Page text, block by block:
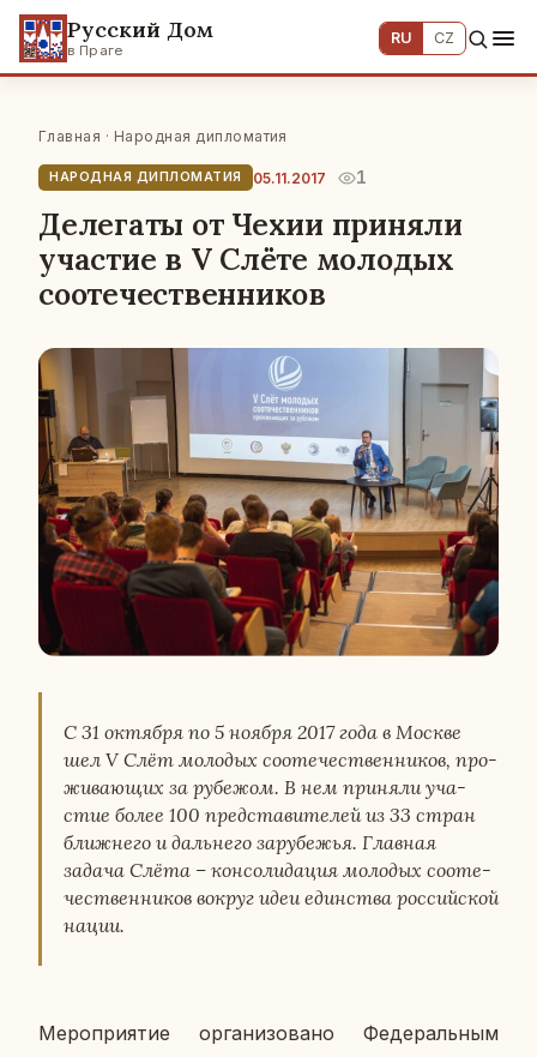
Русский Дом
в Праге
RU CZ
Главная · Народная дипломатия
НАРОДНАЯ ДИПЛОМАТИЯ 05.11.2017 1
Делегаты от Чехии приняли
участие в V Слёте молодых
соотечественников
С 31 ок­тяб­ря по 5 ноября 2017 года в Москве
шел V Слёт мо­ло­дых со­оте­че­ствен­ни­ков, про­
жи­ва­ю­щих за ру­бе­жом. В нем при­ня­ли уча­
стие более 100 пред­ста­ви­те­лей из 33 стран
ближ­не­го и даль­не­го за­ру­бе­жья. Глав­ная
задача Слёта – кон­со­ли­да­ция мо­ло­дых со­оте­
че­ствен­ни­ков вокруг идеи един­ства рос­сий­ской
нации.
Ме­ро­при­я­тие ор­га­ни­зо­ва­но Фе­де­раль­ным